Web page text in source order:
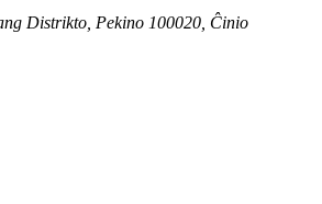
Distrikto, Pekino 100020, Ĉinio